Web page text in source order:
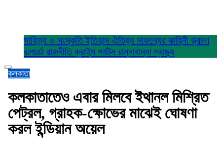
সাহিত্য ও সংস্কৃতিইতিহাস ঐতিহ্য সাফল্যের কাহিনীভ্রমণ
রূপচর্চা রাজনীতিক্রাইম পর্যটন রান্নাবান্নাস্বাস্থ্য
কলকাতা
কলকাতাতেও এবার মিলবে ইথানল মিশ্রিত
পেট্রল, গ্রাহক-ক্ষোভের মাঝেই ঘোষণা
করল ইন্ডিয়ান অয়েল